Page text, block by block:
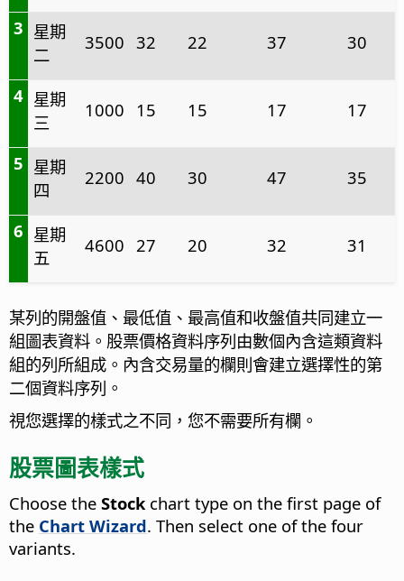
3 星期
二
3500 32 22 37 30
4 星期
三
1000 15 15 17 17
5 星期
四
2200 40 30 47 35
6 星期
五
4600 27 20 32 31
某列的開盤值、最低值、最高值和收盤值共同建立一
組圖表資料。股票價格資料序列由數個內含這類資料
組的列所組成。內含交易量的欄則會建立選擇性的第
二個資料序列。
視您選擇的樣式之不同，您不需要所有欄。
股票圖表樣式
Choose the Stockchart type on the first page of
the Chart Wizard. Then select one of the four
variants.